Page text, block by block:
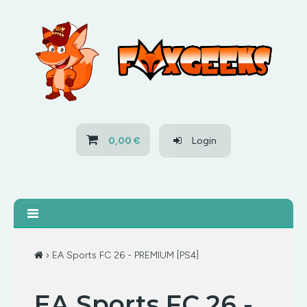
0,00 € Login
HOME
OFERTAS
XBOX ONE
› EA Sports FC 26 - PREMIUM [PS4]